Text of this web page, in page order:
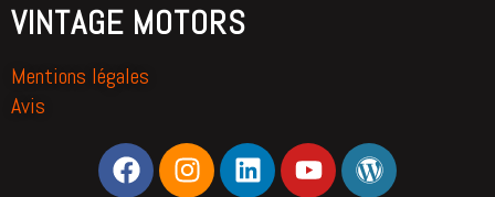
VINTAGE MOTORS
Mentions légales
Avis